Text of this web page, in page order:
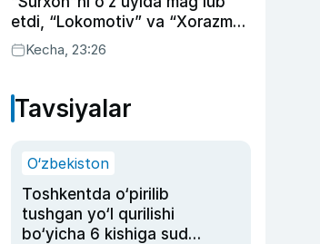
etdi, “Lokomotiv” va “Xorazm”
uyda g‘alaba qozondi
Kecha, 23:26
Tavsiyalar
O‘zbekiston
Toshkentda o‘pirilib
tushgan yo‘l qurilishi
bo‘yicha 6 kishiga sud